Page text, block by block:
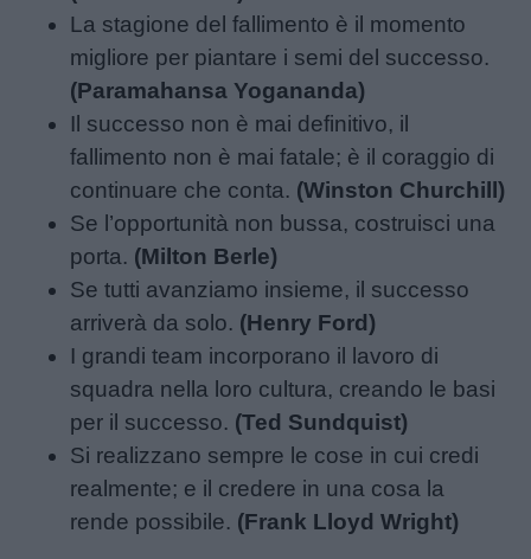
La stagione del fallimento è il momento
migliore per piantare i semi del successo.
(Paramahansa Yogananda)
Il successo non è mai definitivo, il
fallimento non è mai fatale; è il coraggio di
continuare che conta. (Winston Churchill)
Se l’opportunità non bussa, costruisci una
porta. (Milton Berle)
Se tutti avanziamo insieme, il successo
arriverà da solo. (Henry Ford)
I grandi team incorporano il lavoro di
squadra nella loro cultura, creando le basi
per il successo. (Ted Sundquist)
Si realizzano sempre le cose in cui credi
realmente; e il credere in una cosa la
rende possibile. (Frank Lloyd Wright)